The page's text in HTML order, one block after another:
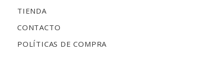
TIENDA
CONTACTO
POLÍTICAS DE COMPRA